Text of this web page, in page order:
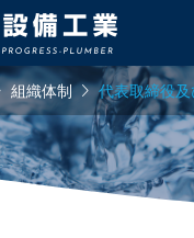
組織体制代表取締役